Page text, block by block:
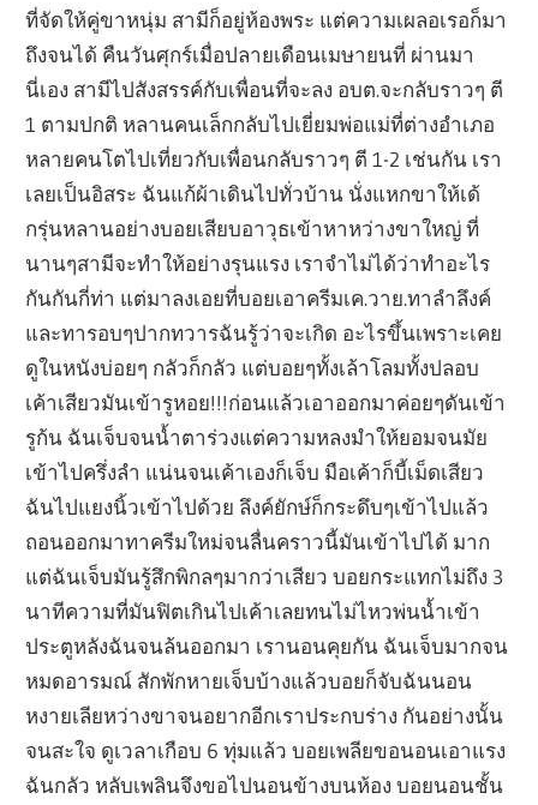
ที่จัดให้คู่ขาหนุ่ม สามีก็อยู่ห้องพระ แต่ความเผลอเรอก็มา
ถึงจนได้ คืนวันศุกร์เมื่อปลายเดือนเมษายนที่ ผ่านมา
นี่เอง สามีไปสังสรรค์กับเพื่อนที่จะลง อบต.จะกลับราวๆ ตี
1 ตามปกติ หลานคนเล็กกลับไปเยี่ยมพ่อแม่ที่ต่างอำเภอ
หลายคนโตไปเที่ยวกับเพื่อนกลับราวๆ ตี 1-2 เช่นกัน เรา
เลยเป็นอิสระ ฉันแก้ผ้าเดินไปทั่วบ้าน นั่งแหกขาให้เด้
กรุ่นหลานอย่างบอยเสียบอาวุธเข้าหาหว่างขาใหญ่ ที่
นานๆสามีจะทำให้อย่างรุนแรง เราจำไม่ได้ว่าทำอะไร
กันกันกี่ท่า แต่มาลงเอยที่บอยเอาครีมเค.วาย.ทาลำลึงค์
และทารอบๆปากทวารฉันรู้ว่าจะเกิด อะไรขึ้นเพราะเคย
ดูในหนังบ่อยๆ กลัวก็กลัว แต่บอยๆทั้งเล้าโลมทั้งปลอบ
เค้าเสียวมันเข้ารูหอย!!!ก่อนแล้วเอาออกมาค่อยๆดันเข้า
รูก้น ฉันเจ็บจนน้ำตาร่วงแต่ความหลงมำให้ยอมจนมัย
เข้าไปครึ่งลำ แน่นจนเค้าเองก็เจ็บ มือเค้าก็บี้เม็ดเสียว
ฉันไปแยงนิ้วเข้าไปด้วย ลึงค์ยักษ์ก็กระดึบๆเข้าไปแล้ว
ถอนออกมาทาครีมใหม่จนลื่นคราวนี้มันเข้าไปได้ มาก
แต่ฉันเจ็บมันรู้สึกพิกลๆมากว่าเสียว บอยกระแทกไม่ถึง 3
นาทีความที่มันฟิตเกินไปเค้าเลยทนไม่ไหวพ่นน้ำเข้า
ประตูหลังฉันจนล้นออกมา เรานอนคุยกัน ฉันเจ็บมากจน
หมดอารมณ์ สักพักหายเจ็บบ้างแล้วบอยก็จับฉันนอน
หงายเลียหว่างขาจนอยากอีกเราประกบร่าง กันอย่างนั้น
จนสะใจ ดูเวลาเกือบ 6 ทุ่มแล้ว บอยเพลียขอนอนเอาแรง
ฉันกลัว หลับเพลินจึงขอไปนอนข้างบนห้อง บอยนอนชั้น